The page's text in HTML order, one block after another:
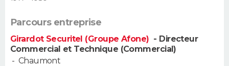
Alimentation
Guide de la santé
Maladies
Médicaments
Sommeil
VOYAGE
Destinations
City break
Voyage nature
Voyage de noces
Forum
Climat
+
PHOTO
Parcours entreprise
Girardot Securitel (Groupe Afone) - Directeur
Commercial et Technique (Commercial)
- Chaumont